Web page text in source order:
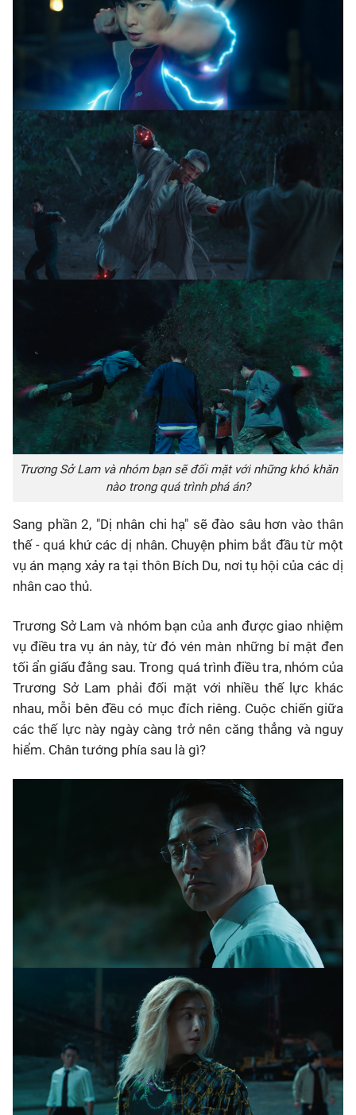
Trương Sở Lam và nhóm bạn sẽ đối mặt với những khó khăn
nào trong quá trình phá án?
Sang phần 2, "Dị nhân chi hạ" sẽ đào sâu hơn vào thân
thế - quá khứ các dị nhân. Chuyện phim bắt đầu từ một
vụ án mạng xảy ra tại thôn Bích Du, nơi tụ hội của các dị
nhân cao thủ.
Trương Sở Lam và nhóm bạn của anh được giao nhiệm
vụ điều tra vụ án này, từ đó vén màn những bí mật đen
tối ẩn giấu đằng sau. Trong quá trình điều tra, nhóm của
Trương Sở Lam phải đối mặt với nhiều thế lực khác
nhau, mỗi bên đều có mục đích riêng. Cuộc chiến giữa
các thế lực này ngày càng trở nên căng thẳng và nguy
hiểm. Chân tướng phía sau là gì?